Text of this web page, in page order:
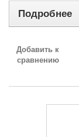
Подробнее
Добавить к
сравнению